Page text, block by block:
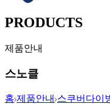
PRODUCTS
제품안내
스노클
홈 제품안내 스쿠버다이